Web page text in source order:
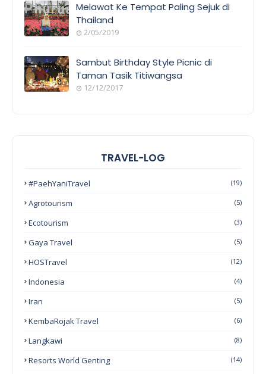
Melawat Ke Tempat Paling Sejuk di
Thailand
2/05/2019
Sambut Birthday Style Picnic di
Taman Tasik Titiwangsa
12/12/2017
TRAVEL-LOG
#PaehYaniTravel (19)
Agrotourism (5)
Ecotourism (3)
Gaya Travel (5)
HOSTravel (12)
Indonesia (4)
Iran (5)
KembaRojak Travel (6)
Langkawi (8)
Resorts World Genting (14)